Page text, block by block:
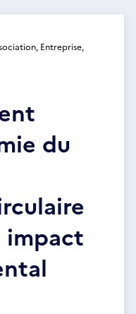
Entreprise,
du
impact